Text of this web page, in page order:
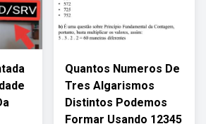
Quantos Numeros De
Tres Algarismos
Distintos Podemos
Formar Usando 12345